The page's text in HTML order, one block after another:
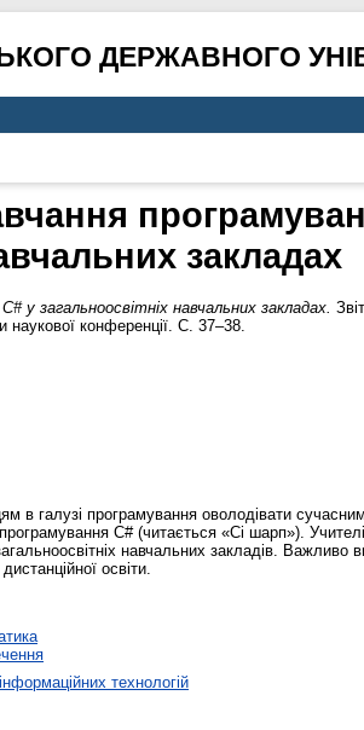
ДЕРЖАВНОГО
закладах
у загальноосвітніх навчальних закладах.
наукової конференції. С. 37–38.
в галузі програмування оволодівати
С# (читається «Сі шарп»).
навчальних закладів. Важливо
освіти.
технологій